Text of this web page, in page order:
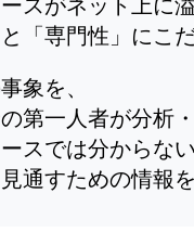
スがネット上に
「専門性」にこだ
象を、
第一人者が分析・
スでは分からな
通すための情報